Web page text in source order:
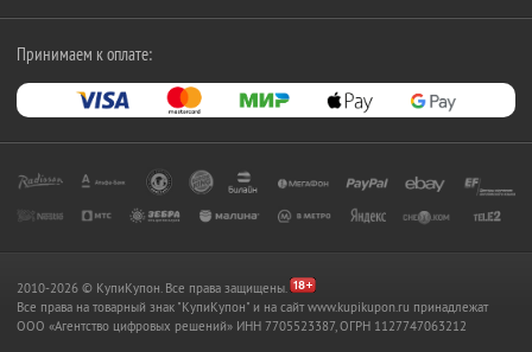
Принимаем к оплате:
2010-2026 © КупиКупон. Все права защищены.
Все права на товарный знак "КупиКупон" и на сайт www.kupikupon.ru принадлежат
OOO «Агентство цифровых решений» ИНН 7705523387, ОГРН 1127747063212